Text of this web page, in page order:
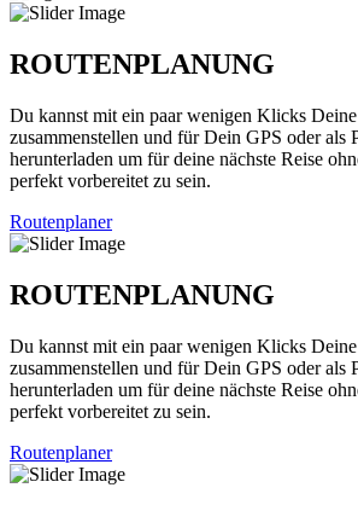
ROUTENPLANUNG
Du kannst mit ein paar wenigen Klicks
zusammenstellen und für Dein GPS oder als
herunterladen um für deine nächste Reise
perfekt vorbereitet zu sein.
Routenplaner
ROUTENPLANUNG
Du kannst mit ein paar wenigen Klicks
zusammenstellen und für Dein GPS oder als
herunterladen um für deine nächste Reise
perfekt vorbereitet zu sein.
Routenplaner